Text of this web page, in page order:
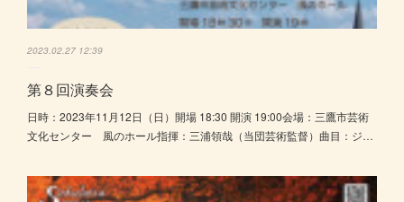
2023.02.27 12:39
第８回演奏会
日時：2023年11月12日（日）開場 18:30 開演 19:00会場：三鷹市芸術
文化センター 風のホール指揮：三浦領哉（当団芸術監督）曲目：ジ…